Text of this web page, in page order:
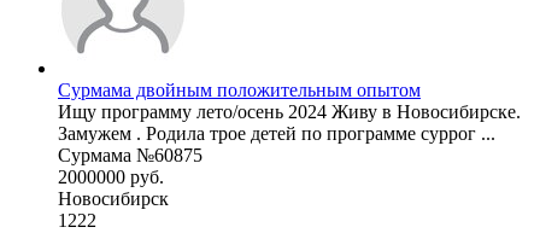
Сурмама двойным положительным опытом
Ищу программу лето/осень 2024 Живу в Новосибирске.
Замужем . Родила трое детей по программе суррог ...
Сурмама №60875
2000000 руб.
Новосибирск
1222